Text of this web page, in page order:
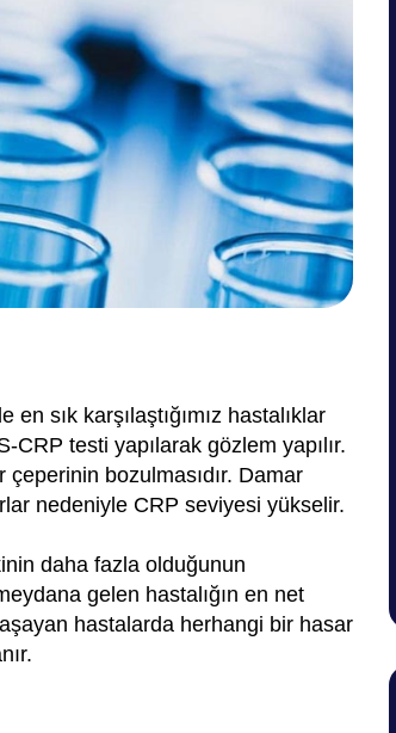
sık karşılaştığımız hastalıklar
CRP testi yapılarak gözlem yapılır.
çeperinin bozulmasıdır. Damar
nedeniyle CRP seviyesi yükselir.
daha fazla olduğunun
gelen hastalığın en net
hastalarda herhangi bir hasar